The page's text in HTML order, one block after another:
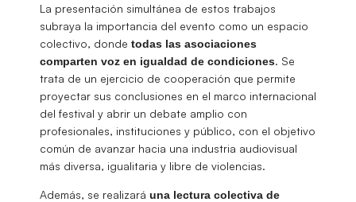
La presentación simultánea de estos trabajos
subraya la importancia del evento como un espacio
colectivo, donde todas las asociaciones
comparten voz en igualdad de condiciones. Se
trata de un ejercicio de cooperación que permite
proyectar sus conclusiones en el marco internacional
del festival y abrir un debate amplio con
profesionales, instituciones y público, con el objetivo
común de avanzar hacia una industria audiovisual
más diversa, igualitaria y libre de violencias.
Además, se realizará una lectura colectiva de